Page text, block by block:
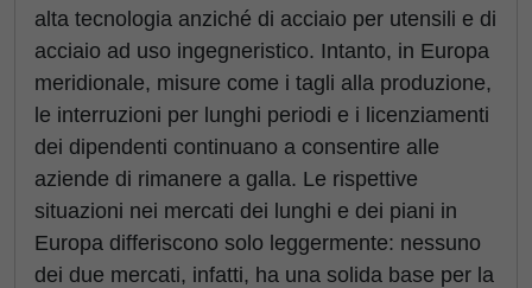
alta tecnologia anziché di acciaio per utensili e di
acciaio ad uso ingegneristico. Intanto, in Europa
meridionale, misure come i tagli alla produzione,
le interruzioni per lunghi periodi e i licenziamenti
dei dipendenti continuano a consentire alle
aziende di rimanere a galla. Le rispettive
situazioni nei mercati dei lunghi e dei piani in
Europa differiscono solo leggermente: nessuno
dei due mercati, infatti, ha una solida base per la